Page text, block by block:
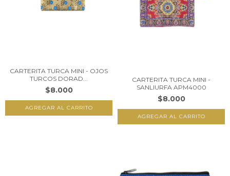
CARTERITA TURCA MINI - OJOS
TURCOS DORAD...
$8.000
CARTERITA TURCA MINI -
SANLIURFA APM4000
$8.000